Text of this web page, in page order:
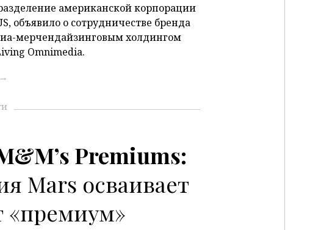
американской корпорации
объявило о сотрудничестве бренда
мерчендайзинговым холдингом
Omnimedia.
→
Premiums:
Мars осваивает
«премиум»